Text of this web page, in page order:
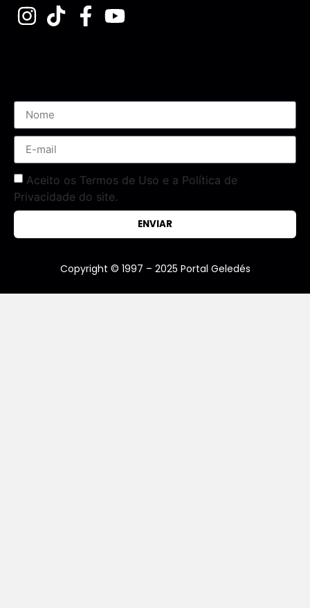
Aceito os Termos de Uso e a Política de
Privacidade do site.
ENVIAR
Copyright © 1997 – 2025 Portal Geledés